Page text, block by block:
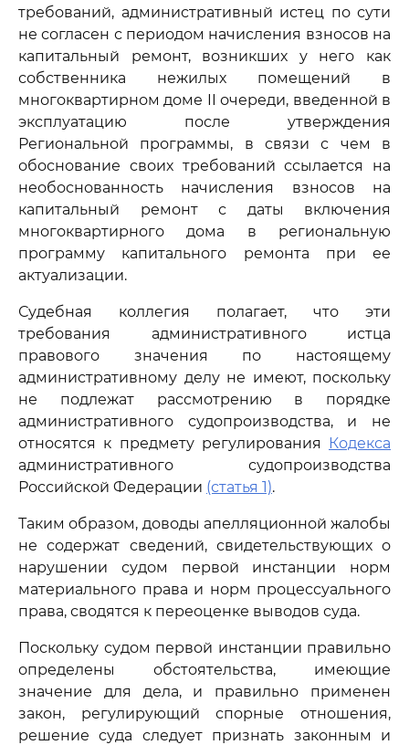
требований, административный истец по сути
не согласен с периодом начисления взносов на
капитальный ремонт, возникших у него как
собственника нежилых помещений в
многоквартирном доме II очереди, введенной в
эксплуатацию после утверждения
Региональной программы, в связи с чем в
обоснование своих требований ссылается на
необоснованность начисления взносов на
капитальный ремонт с даты включения
многоквартирного дома в региональную
программу капитального ремонта при ее
актуализации.
Судебная коллегия полагает, что эти
требования административного истца
правового значения по настоящему
административному делу не имеют, поскольку
не подлежат рассмотрению в порядке
административного судопроизводства, и не
относятся к предмету регулирования
Кодекса
административного судопроизводства
Российской Федерации (статья 1).
Таким образом, доводы апелляционной жалобы
не содержат сведений, свидетельствующих о
нарушении судом первой инстанции норм
материального права и норм процессуального
права, сводятся к переоценке выводов суда.
Поскольку судом первой инстанции правильно
определены обстоятельства, имеющие
значение для дела, и правильно применен
закон, регулирующий спорные отношения,
решение суда следует признать законным и